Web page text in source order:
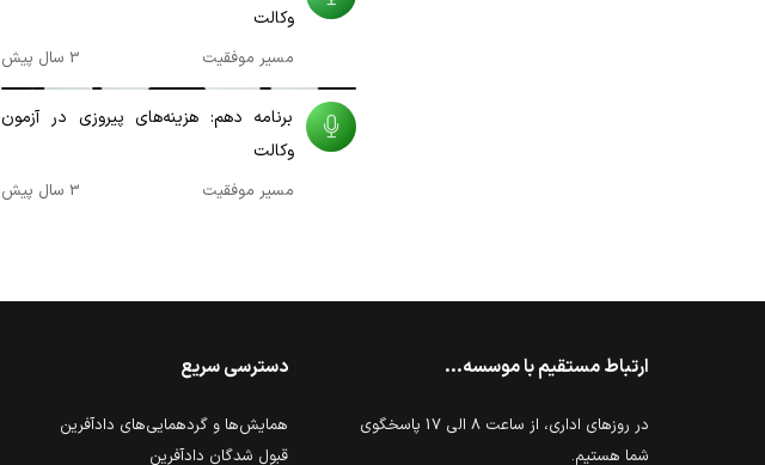
وکالت
مسیر موفقیت 3 سال پیش 00:09:16
برنامه دهم: هزینه‌های پیروزی در آزمون
وکالت
مسیر موفقیت 3 سال پیش
ارتباط مستقیم با موسسه...
در روزهای اداری، از ساعت 8 الی 17 پاسخگوی
شما هستیم.
دسترسی سریع
همایش‌ها و گردهمایی‌های دادآفرین
قبول شدگان دادآفرین